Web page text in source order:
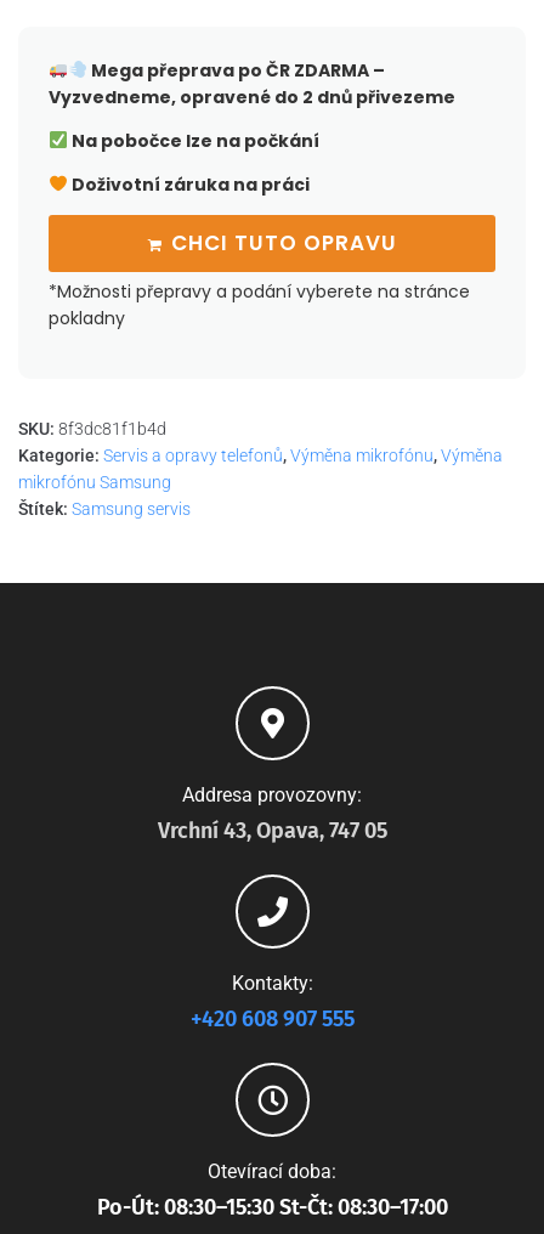
Mega přeprava po ČRZDARMA –
Vyzvedneme, opravené do 2 dnů přivezeme
Na pobočce lze na počkání
Doživotní záruka na práci
CHCI TUTO OPRAVU
*Možnosti přepravy a podání vyberete na stránce
pokladny
SKU: 8f3dc81f1b4d
Kategorie: Servis a opravy telefonů,Výměna mikrofónu,Výměna
mikrofónu Samsung
Štítek: Samsung servis
Addresa provozovny:
Vrchní 43, Opava, 747 05
Kontakty:
+420 608 907 555
Otevírací doba:
Po-Út: 08:30–15:30 St-Čt: 08:30–17:00